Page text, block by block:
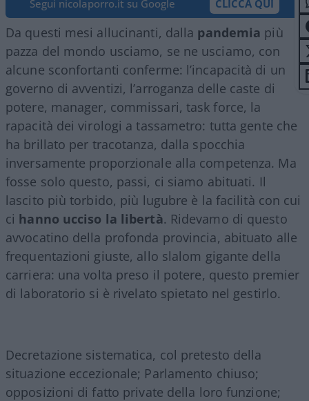
Segui nicolaporro.it su Google CLICCA QUI
Da questi mesi allucinanti, dalla pandemia più
pazza del mondo usciamo, se ne usciamo, con
alcune sconfortanti conferme: l’incapacità di un
governo di avventizi, l’arroganza delle caste di
potere, manager, commissari, task force, la
rapacità dei virologi a tassametro: tutta gente che
ha brillato per tracotanza, dalla spocchia
inversamente proporzionale alla competenza. Ma
fosse solo questo, passi, ci siamo abituati. Il
lascito più torbido, più lugubre è la facilità con cui
ci hanno ucciso la libertà. Ridevamo di questo
avvocatino della profonda provincia, abituato alle
frequentazioni giuste, allo slalom gigante della
carriera: una volta preso il potere, questo premier
di laboratorio si è rivelato spietato nel gestirlo.
Decretazione sistematica, col pretesto della
situazione eccezionale; Parlamento chiuso;
opposizioni di fatto private della loro funzione;